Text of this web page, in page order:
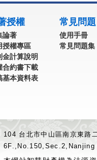
授權
論著
授權專區
金計算說明
合約書下載
基本資料表
常見問題
使用手冊
常見問題集
104 台北市中山區南京東路